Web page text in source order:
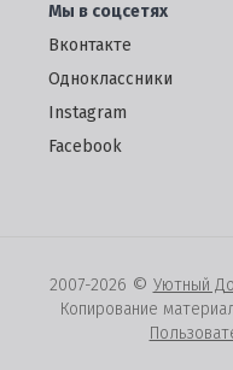
Мы в соцсетях
Вконтакте
Одноклассники
Instagram
Facebook
2007-2026 © Уютный
Копирование